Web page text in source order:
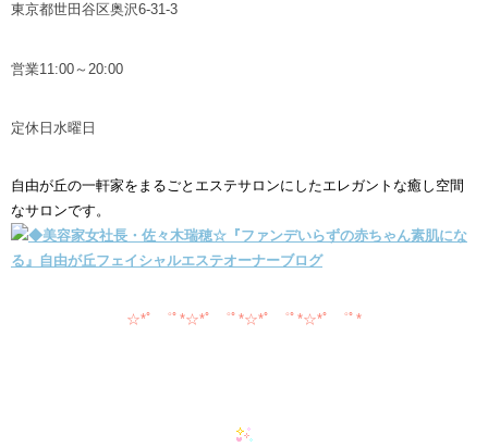
東京都世田谷区奥沢6-31-3
営業11:00～20:00
定休日水曜日
自由が丘の一軒家をまるごとエステサロンにしたエレガントな癒し空間
なサロンです。
☆*ﾟ ゜ﾟ*☆*ﾟ ゜ﾟ*☆*ﾟ ゜ﾟ*☆*ﾟ ゜ﾟ*